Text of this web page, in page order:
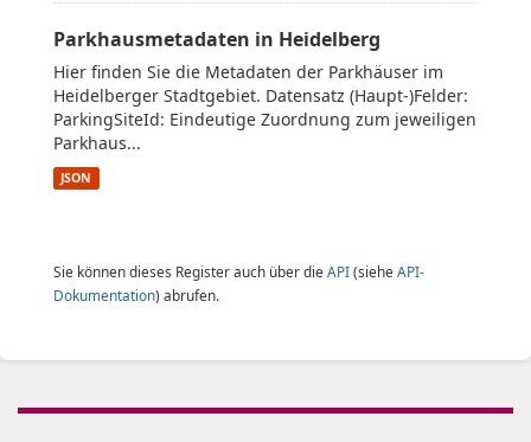
Parkhausmetadaten in Heidelberg
Hier finden Sie die Metadaten der Parkhäuser im
Heidelberger Stadtgebiet. Datensatz (Haupt-)Felder:
ParkingSiteId: Eindeutige Zuordnung zum jeweiligen
Parkhaus...
JSON
Sie können dieses Register auch über die API(siehe API-
Dokumentation) abrufen.